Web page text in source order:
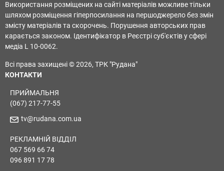
Використання розміщених на сайті матеріалів можливе тільки
шляхом розміщення гіперпосилання на першоджерело без змін
змісту матеріалів та скорочень. Порушення авторських прав
карається законом. Ідентифікатор в Реєстрі суб'єктів у сфері
медіа L 10-0062.
Всі права захищені © 2026, ТРК "Рудана"
КОНТАКТИ
ПРИЙМАЛЬНЯ
(067) 217-77-55
tv@rudana.com.ua
РЕКЛАМНІЙ ВІДДІЛ
067 569 66 74
096 891 17 78